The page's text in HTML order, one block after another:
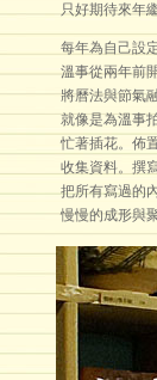
只好期待來年
每年為自己設
溫事從兩年前
將曆法與節氣
就像是為溫事
忙著插花。佈
收集資料。撰
把所有寫過的
慢慢的成形與